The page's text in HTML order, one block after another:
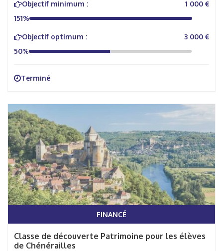
Objectif minimum :
1 000 €
151%
Objectif optimum :
3 000 €
50%
Terminé
FINANCÉ
Classe de découverte Patrimoine pour les élèves
de Chénérailles